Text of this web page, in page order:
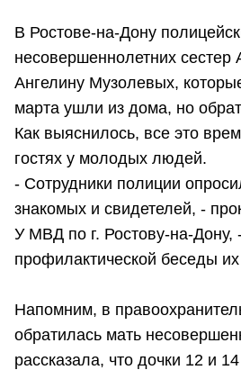
В Ростове-на-Дону
несовершеннолетних сестер
Ангелину Музолевых,
марта ушли из дома, но
Как выяснилось, все это
гостях у молодых людей.
- Сотрудники полиции
знакомых и свидетелей, -
У МВД по г. Ростову-на-Дону,
профилактической беседы
Напомним, в
обратилась мать
рассказала, что дочки 12 и